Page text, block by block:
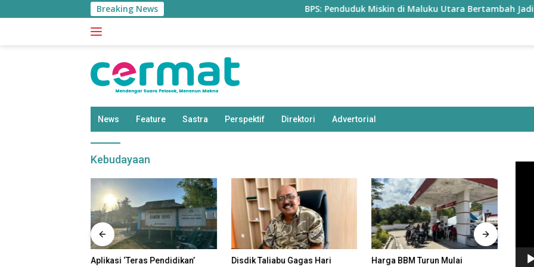
ke
Breaking News BPS: Penduduk Miskin di Maluku Utara Bertambah Jadi 77,85 Ribu
News Feature Sastra Perspektif Direktori Advertorial
Kebudayaan
Aplikasi ‘Teras Pendidikan’
Disdik Taliabu Gagas Hari
Harga BBM Turun Mulai